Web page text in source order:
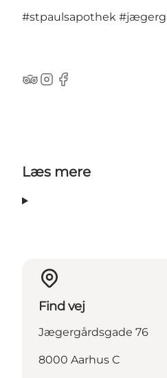
#stpaulsapothek
TripAdvisor
Instagram
Facebook
Læs mere
Find vej
Jægergårdsgade 76
8000 Aarhus C